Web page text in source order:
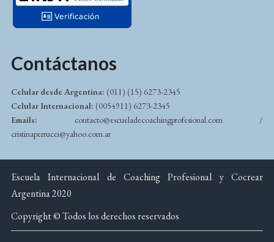
Contáctanos
Celular desde Argentina: (011) (15) 6273-2345
Celular Internacional: (0054911) 6273-2345
Emails: contacto@escueladecoachingprofesional.com /
cristinaperrucci@yahoo.com.ar
Escuela Internacional de Coaching Profesional y Cocrear
Argentina 2020
Copyright © Todos los derechos reservados